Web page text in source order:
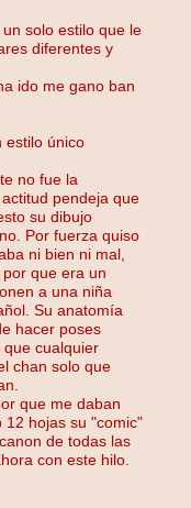
solo estilo que le
diferentes y
ido me gano ban
estilo único
no fue la
pendeja que
su dibujo
Por fuerza quiso
ni bien ni mal,
que era un
a una niña
Su anatomía
hacer poses
que cualquier
chan solo que
que me daban
12 hojas su "comic"
de todas las
con este hilo.